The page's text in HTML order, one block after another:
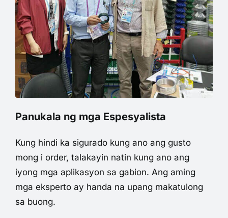
Panukala ng mga Espesyalista
Kung hindi ka sigurado kung ano ang gusto
mong i order, talakayin natin kung ano ang
iyong mga aplikasyon sa gabion. Ang aming
mga eksperto ay handa na upang makatulong
sa buong.